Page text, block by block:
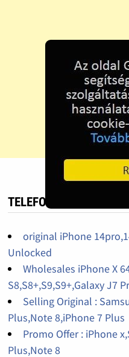
TELEFON HIRDETÉS
original iPhone
Unlocked
Wholesales iPhone X
S8,S8+,S9,S9+,Galaxy J7
Selling Original :
Plus,Note 8,iPhone 7 Plus
Promo Offer : iPhone
Plus,Note 8